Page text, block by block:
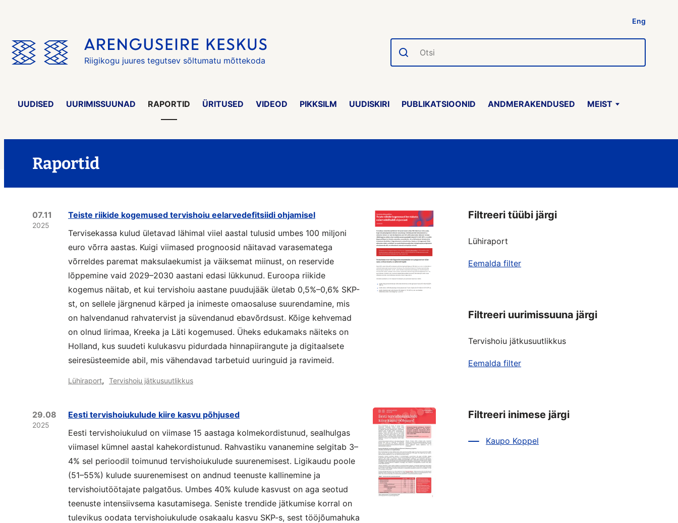
Eng
Riigikogu juures tegutsev sõltumatu mõttekoda
Otsi
UUDISED UURIMISSUUNAD RAPORTID ÜRITUSED VIDEOD PIKKSILM UUDISKIRI PUBLIKATSIOONID ANDMERAKENDUSED MEIST
Raportid
07.11
2025
Teiste riikide kogemused tervishoiu eelarvedefitsiidi ohjamisel
Tervisekassa kulud ületavad lähimal viiel aastal tulusid umbes 100 miljoni
euro võrra aastas. Kuigi viimased prognoosid näitavad varasematega
võrreldes paremat maksulaekumist ja väiksemat miinust, on reservide
lõppemine vaid 2029–2030 aastani edasi lükkunud. Euroopa riikide
kogemus näitab, et kui tervishoiu aastane puudujääk ületab 0,5%–0,6% SKP-
st, on sellele järgnenud kärped ja inimeste omaosaluse suurendamine, mis
on halvendanud rahvatervist ja süvendanud ebavõrdsust. Kõige kehvemad
on olnud Iirimaa, Kreeka ja Läti kogemused. Üheks edukamaks näiteks on
Holland, kus suudeti kulukasvu pidurdada hinnapiirangute ja digitaalsete
seiresüsteemide abil, mis vähendavad tarbetuid uuringuid ja ravimeid.
Lühiraport, Tervishoiu jätkusuutlikkus
29.08
2025
Eesti tervishoiukulude kiire kasvu põhjused
Eesti tervishoiukulud on viimase 15 aastaga kolmekordistunud, sealhulgas
viimasel kümnel aastal kahekordistunud. Rahvastiku vananemine selgitab 3–
4% sel perioodil toimunud tervishoiukulude suurenemisest. Ligikaudu poole
(51–55%) kulude suurenemisest on andnud teenuste kallinemine ja
tervishoiutöötajate palgatõus. Umbes 40% kulude kasvust on aga seotud
teenuste intensiivsema kasutamisega. Seniste trendide jätkumise korral on
tulevikus oodata tervishoiukulude osakaalu kasvu SKP-s, sest tööjõumahuka
Filtreeri tüübi järgi
Lühiraport
Eemalda filter
Filtreeri uurimissuuna järgi
Tervishoiu jätkusuutlikkus
Eemalda filter
Filtreeri inimese järgi
Kaupo Koppel